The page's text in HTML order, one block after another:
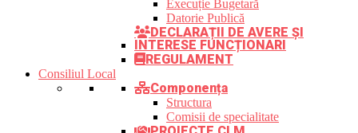
Execuție Bugetară
Datorie Publică
DECLARAȚII DE AVERE ȘI
INTERESE FUNCȚIONARI
REGULAMENT
Consiliul Local
Componența
Structura
Comisii de specialitate